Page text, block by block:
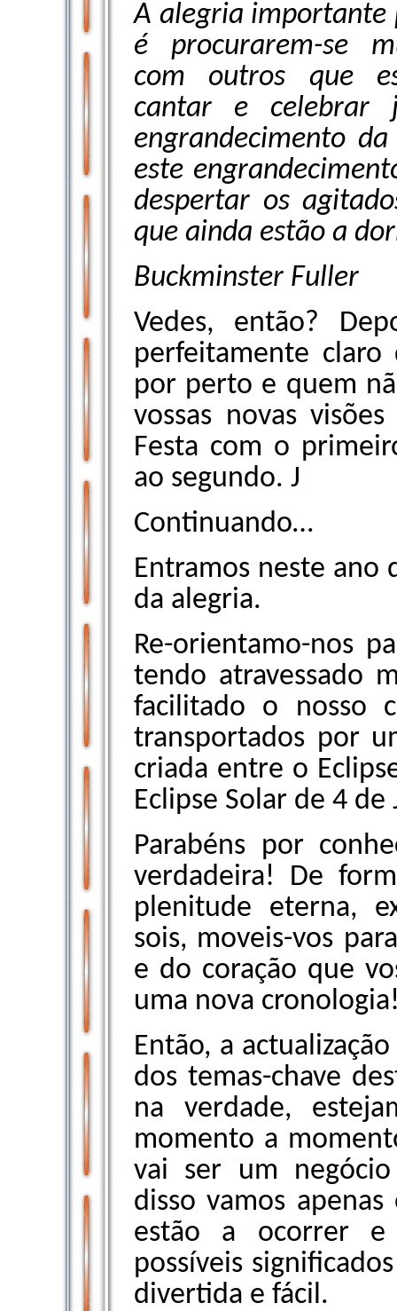
A alegria importante
é procurarem-se
com outros que
cantar e
engrandecimento
este
despertar os
que ainda estão a
Buckminster Fuller
Vedes, então?
perfeitamente
por perto e quem
vossas novas
Festa com o
ao segundo. J
Continuando…
Entramos neste ano
da alegria.
Re-orientamo-nos
tendo atravessado
facilitado o nosso
transportados por
criada entre o
Eclipse Solar de 4 de
Parabéns por
verdadeira! De
plenitude eterna,
sois, moveis-vos
e do coração que
uma nova
Então, a
dos temas-chave
na verdade,
momento a
vai ser um
disso vamos
estão a ocorrer e
possíveis
divertida e fácil.